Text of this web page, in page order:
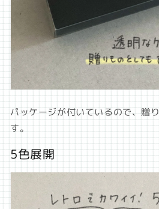
パッケージが付いているので、贈
す。
5色展開